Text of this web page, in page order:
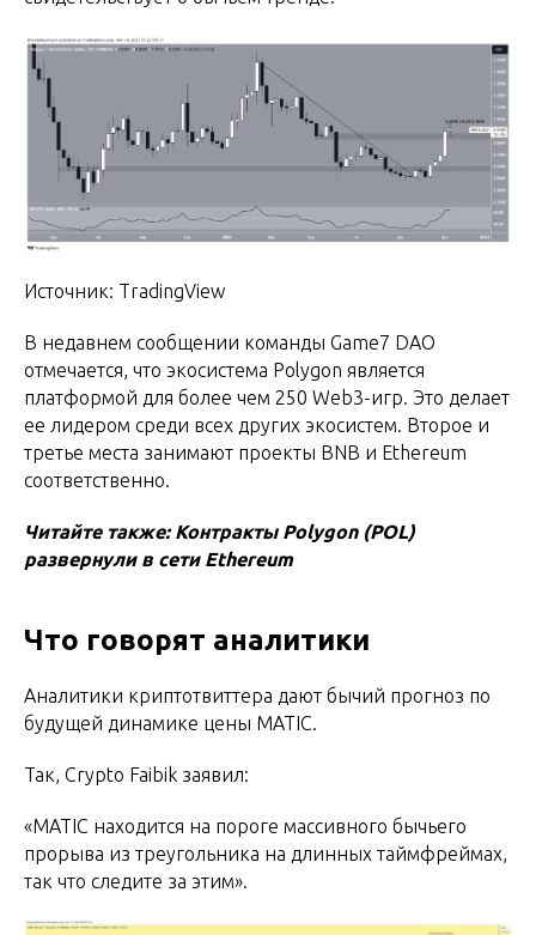
Источник: TradingView
В недавнем сообщении команды Game7 DAO
отмечается, что экосистема Polygon является
платформой для более чем 250 Web3-игр. Это делает
ее лидером среди всех других экосистем. Второе и
третье места занимают проекты BNB и Ethereum
соответственно.
Читайте также: Контракты Polygon (POL)
развернули в сети Ethereum
Что говорят аналитики
Аналитики криптотвиттера дают бычий прогноз по
будущей динамике цены MATIC.
Так, Crypto Faibik заявил:
«MATIC находится на пороге массивного бычьего
прорыва из треугольника на длинных таймфреймах,
так что следите за этим».